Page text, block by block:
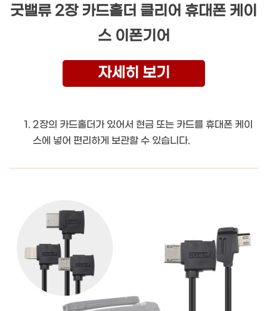
굿밸류 2장 카드홀더 클리어 휴대폰 케이
스 이폰기어
자세히 보기
2장의 카드홀더가 있어서 현금 또는 카드를 휴대폰 케이
스에 넣어 편리하게 보관할 수 있습니다.